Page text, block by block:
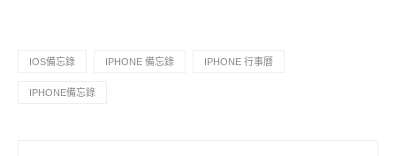
IOS備忘錄 IPHONE 備忘錄 IPHONE 行事曆
IPHONE備忘錄